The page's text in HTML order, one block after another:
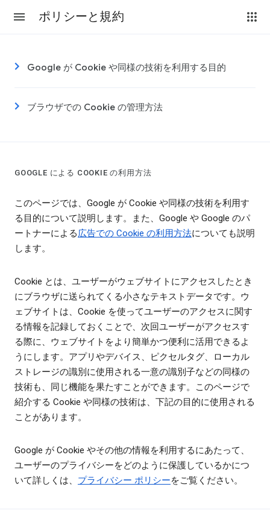
ポリシーと規約
Google が Cookie や同様の技術を利用する目的
ブラウザでの Cookie の管理方法
GOOGLE による COOKIE の利用方法
このページでは、Google が Cookie や同様の技術を利用す
る目的について説明します。また、Google や Google のパ
ートナーによる広告での Cookie の利用方法についても説明
します。
Cookie とは、ユーザーがウェブサイトにアクセスしたとき
にブラウザに送られてくる小さなテキストデータです。ウ
ェブサイトは、Cookie を使ってユーザーのアクセスに関す
る情報を記録しておくことで、次回ユーザーがアクセスす
る際に、ウェブサイトをより簡単かつ便利に活用できるよ
うにします。アプリやデバイス、ピクセルタグ、ローカル
ストレージの識別に使用される一意の識別子などの同様の
技術も、同じ機能を果たすことができます。このページで
紹介する Cookie や同様の技術は、下記の目的に使用される
ことがあります。
Google が Cookie やその他の情報を利用するにあたって、
ユーザーのプライバシーをどのように保護しているかにつ
いて詳しくは、 プライバシー ポリシーをご覧ください。